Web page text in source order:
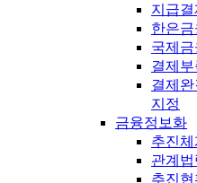
지급
한은
국제금
결제부
결제
지정
금융정보화
추진체
관계법
추진